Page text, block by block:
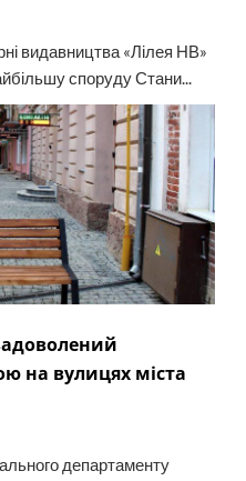
видавництва «Лілея НВ»
споруду Стани...
на вулицях міста
департаменту